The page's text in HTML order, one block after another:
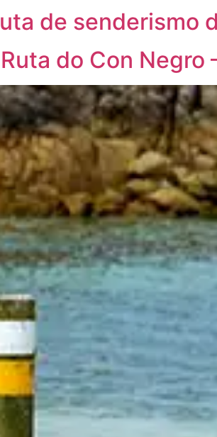
de senderismo
Ruta do Con Negro